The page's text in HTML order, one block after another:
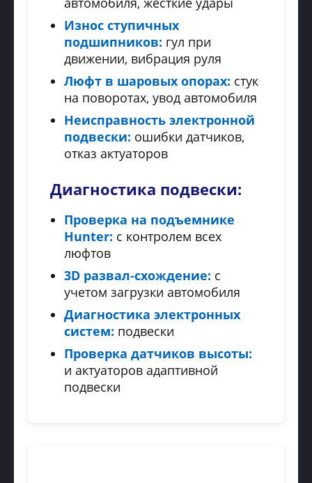
Износ ступичных
подшипников: гул при
движении, вибрация руля
Люфт в шаровых опорах: стук
на поворотах, увод автомобиля
Неисправность электронной
подвески: ошибки датчиков,
отказ актуаторов
Диагностика подвески:
Проверка на подъемнике
Hunter: с контролем всех
люфтов
3D развал-схождение: с
учетом загрузки автомобиля
Диагностика электронных
систем: подвески
Проверка датчиков высоты:
и актуаторов адаптивной
подвески